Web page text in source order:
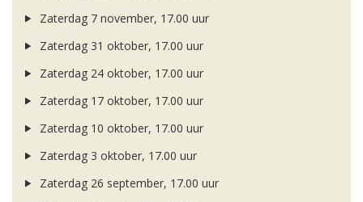
Zaterdag 7 november, 17.00 uur
Zaterdag 31 oktober, 17.00 uur
Zaterdag 24 oktober, 17.00 uur
Zaterdag 17 oktober, 17.00 uur
Zaterdag 10 oktober, 17.00 uur
Zaterdag 3 oktober, 17.00 uur
Zaterdag 26 september, 17.00 uur